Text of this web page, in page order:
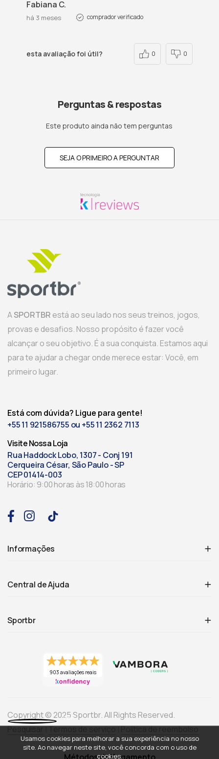
Fabiana C.
há 3 meses comprador verificado
esta avaliação foi útil? 0 0
Perguntas & respostas
Este produto ainda não tem perguntas
SEJA O PRIMEIRO A PERGUNTAR
ASPORTBR está ao seu lado nos seus treinos, jogos,
provas e desafios. Nosso propósito é fazer você
alcançar o seu objetivo. É a sua conquista. Estamos aqui
para te ajudar a chegar onde merece estar: Você, em
primeiro lugar.
Está com dúvida? Ligue para gente!
+55 11 921586755 ou +55 11 2362 7113
Visite Nossa Loja
Rua Haddock Lobo, 1307 - Conj 191
Cerqueira César, São Paulo - SP
CEP 01414-003
Horário: 9:00 horas às 18:00 horas
Informações
Central de Ajuda
Sportbr
903 avaliações reais
Copyright © 2025 Sportbr. All Rights Reserved.
Pesquisar Termos de serviço Política de reembolso
Usamos cookies para melhorar a sua experiência no nosso
site. Ao navegar neste site, você concorda com o uso de
cookies.